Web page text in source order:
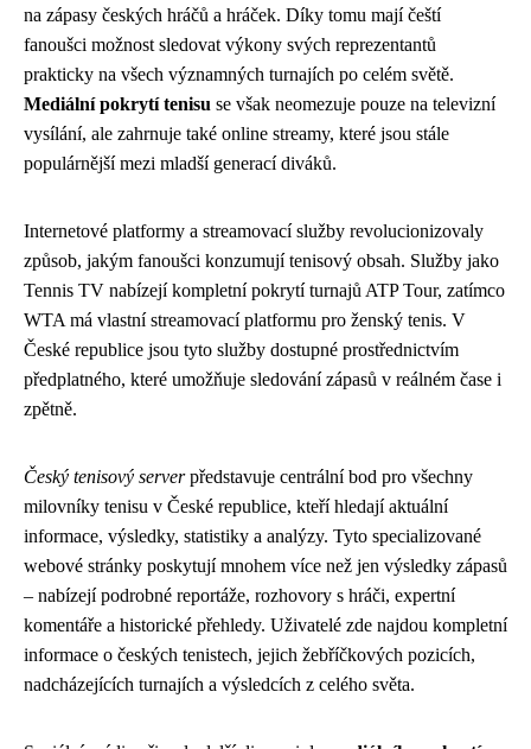
na zápasy českých hráčů a hráček. Díky tomu mají čeští
fanoušci možnost sledovat výkony svých reprezentantů
prakticky na všech významných turnajích po celém světě.
Mediální pokrytí tenisu se však neomezuje pouze na televizní
vysílání, ale zahrnuje také online streamy, které jsou stále
populárnější mezi mladší generací diváků.
Internetové platformy a streamovací služby revolucionizovaly
způsob, jakým fanoušci konzumují tenisový obsah. Služby jako
Tennis TV nabízejí kompletní pokrytí turnajů ATP Tour, zatímco
WTA má vlastní streamovací platformu pro ženský tenis. V
České republice jsou tyto služby dostupné prostřednictvím
předplatného, které umožňuje sledování zápasů v reálném čase i
zpětně.
Český tenisový serverpředstavuje centrální bod pro všechny
milovníky tenisu v České republice, kteří hledají aktuální
informace, výsledky, statistiky a analýzy. Tyto specializované
webové stránky poskytují mnohem více než jen výsledky zápasů
– nabízejí podrobné reportáže, rozhovory s hráči, expertní
komentáře a historické přehledy. Uživatelé zde najdou kompletní
informace o českých tenistech, jejich žebříčkových pozicích,
nadcházejících turnajích a výsledcích z celého světa.